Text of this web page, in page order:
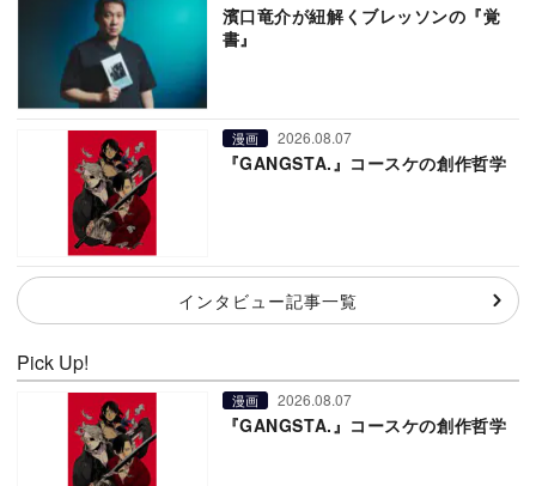
濱口竜介が紐解くブレッソンの『覚
書』
漫画 2026.08.07
『GANGSTA.』コースケの創作哲学
インタビュー記事一覧
Pick Up!
漫画 2026.08.07
『GANGSTA.』コースケの創作哲学